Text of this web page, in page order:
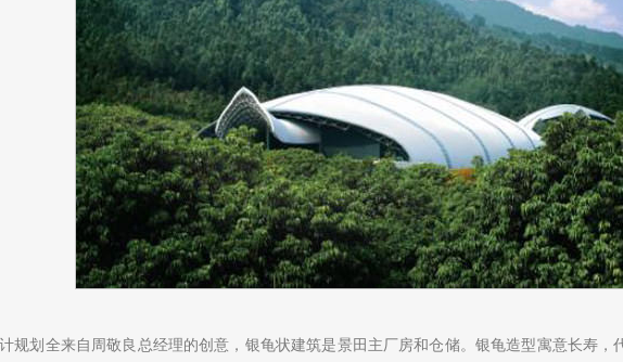
规划全来自周敬良总经理的创意，银龟状建筑是景田主厂房和仓储。银龟造型寓意长寿